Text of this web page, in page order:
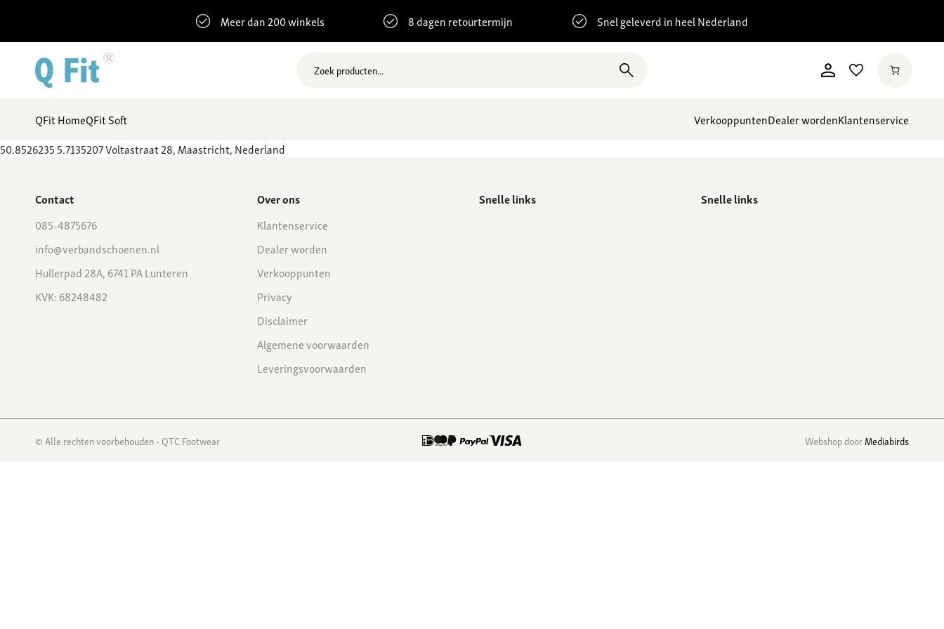
Meer dan 200 winkels 8 dagen retourtermijn Snel geleverd in heel Nederland
QFit HomeQFit Soft VerkooppuntenDealer wordenKlantenservice
50.8526235 5.7135207 Voltastraat 28, Maastricht, Nederland
Contact
085-4875676
info@verbandschoenen.nl
Hullerpad 28A, 6741 PA Lunteren
KVK: 68248482
Over ons
Klantenservice
Dealer worden
Verkooppunten
Privacy
Disclaimer
Algemene voorwaarden
Leveringsvoorwaarden
Snelle links Snelle links
© Alle rechten voorbehouden - QTC Footwear Webshop doorMediabirds